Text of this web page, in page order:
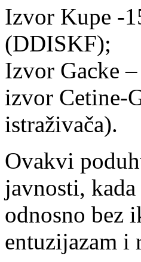
Izvor Kupe -
(DDISKF);
Izvor Gacke
izvor Cetine-
istraživača).
Ovakvi
javnosti,
odnosno bez
entuzijazam i